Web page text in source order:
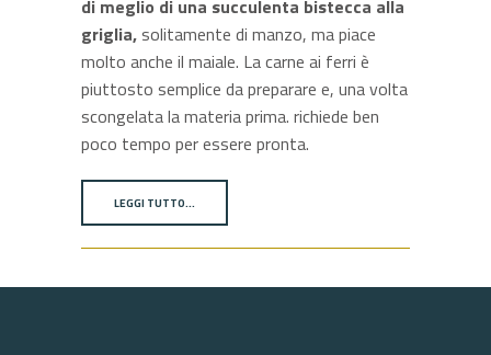
di meglio di una succulenta bistecca alla
griglia,solitamente di manzo, ma piace
molto anche il maiale. La carne ai ferri è
piuttosto semplice da preparare e, una volta
scongelata la materia prima. richiede ben
poco tempo per essere pronta.
LEGGI TUTTO…